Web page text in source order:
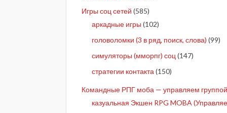
Игры соц сетей (585)
аркадные игры (102)
головоломки (3 в ряд, поиск, слова) (99)
симуляторы (мморпг) соц (147)
стратегии контакта (150)
Командные РПГ моба — управляем группой
казуальная Экшен RPG MOBA